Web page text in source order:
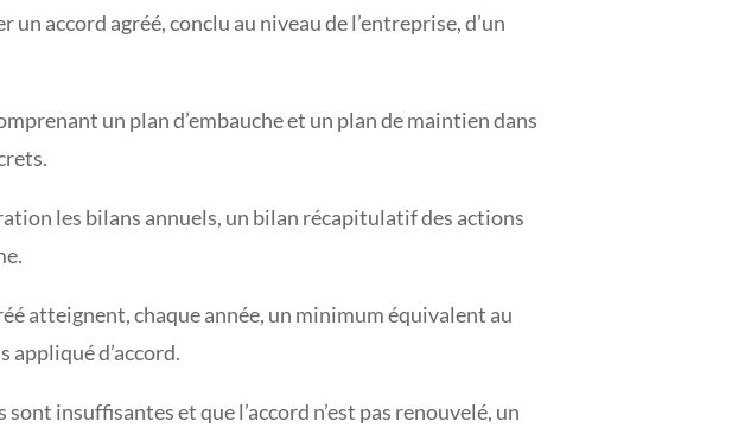
accord agréé, conclu au niveau de l’entreprise, d’un
un plan d’embauche et un plan de maintien dans
les bilans annuels, un bilan récapitulatif des actions
atteignent, chaque année, un minimum équivalent au
appliqué d’accord.
insuffisantes et que l’accord n’est pas renouvelé, un